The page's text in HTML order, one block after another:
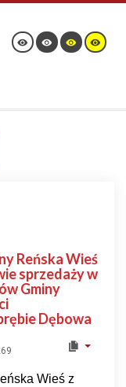
Reńska Wieś
sprzedaży w
Gminy
Dębowa
Wieś z